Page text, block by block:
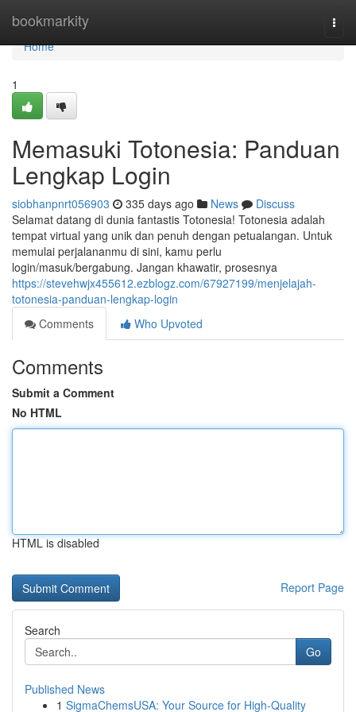
bookmarkity
Home
Home
1
Memasuki Totonesia: Panduan
Lengkap Login
siobhanpnrt056903 335 days ago News
Discuss
Selamat datang di dunia fantastis Totonesia! Totonesia adalah
tempat virtual yang unik dan penuh dengan petualangan. Untuk
memulai perjalananmu di sini, kamu perlu
login/masuk/bergabung. Jangan khawatir, prosesnya
https://stevehwjx455612.ezblogz.com/67927199/menjelajah-
totonesia-panduan-lengkap-login
Comments
Who Upvoted
Comments
Submit a Comment
No HTML
HTML is disabled
Report Page
Search
Go
Published News
1 SigmaChemsUSA: Your Source for High-Quality